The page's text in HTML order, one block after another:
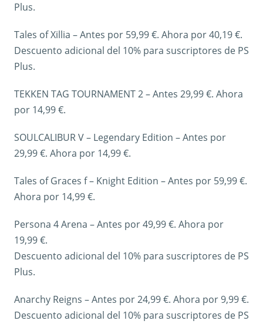
Plus.
Tales of Xillia – Antes por 59,99 €. Ahora por 40,19 €.
Descuento adicional del 10% para suscriptores de PS
Plus.
TEKKEN TAG TOURNAMENT 2 – Antes 29,99 €. Ahora
por 14,99 €.
SOULCALIBUR V – Legendary Edition – Antes por
29,99 €. Ahora por 14,99 €.
Tales of Graces f – Knight Edition – Antes por 59,99 €.
Ahora por 14,99 €.
Persona 4 Arena – Antes por 49,99 €. Ahora por
19,99 €.
Descuento adicional del 10% para suscriptores de PS
Plus.
Anarchy Reigns – Antes por 24,99 €. Ahora por 9,99 €.
Descuento adicional del 10% para suscriptores de PS